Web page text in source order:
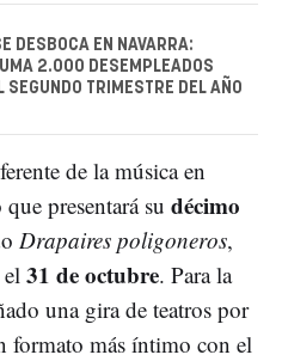
DESBOCA EN NAVARRA:
2.000 DESEMPLEADOS
SEGUNDO TRIMESTRE DEL AÑO
de la música en
presentará su décimo
Drapaires poligoneros,
31 de octubre. Para la
una gira de teatros por
formato más íntimo con el